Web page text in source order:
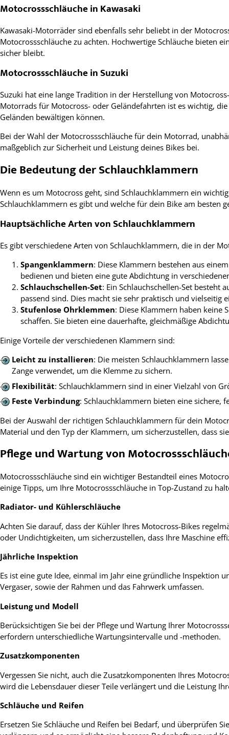
Motocrossschläuche in Kawasaki
Kawasaki-Motorräder sind ebenfalls sehr beliebt in der
Motocrossschläuche zu achten. Hochwertige Schläuche bieten
sicher bleibt.
Motocrossschläuche in Suzuki
Suzuki hat eine lange Tradition in der Herstellung von
Motorrads für Motocross- oder Geländefahrten ist es wichtig,
Geländen bewältigen können.
Bei der Wahl der Motocrossschläuche für dein Motorrad,
maßgeblich zur Sicherheit und Leistung deines Bikes bei.
Die Bedeutung der Schlauchklammern
Wenn es um Motocross geht, sind Schlauchklammern ein
Schlauchklammern es gibt und welche für dein Bike am besten
Hauptsächliche Arten von Schlauchklammern
Es gibt verschiedene Arten von Schlauchklammern, die in der
Spangenklammern: Diese Klammern bestehen aus
bedienen und bieten eine gute Abdichtung in
Schlauchschellen-Set: Ein Schlauchschellen-Set besteht
passend sind. Dies macht sie sehr praktisch und vielseitig
Stufenlose Ohrklemmen: Diese Klammern haben keine
schaffen. Sie bieten eine dauerhafte, gleichmäßige
Einige Vorteile der verschiedenen Klammern sind:
Leicht zu installieren: Die meisten Schlauchklammern
Zange verwendet, um die Klemme zu sichern.
Flexibilität: Schlauchklammern sind in einer Vielzahl von
Feste Verbindung: Schlauchklammern bieten eine sichere,
Bei der Auswahl der richtigen Schlauchklammern für dein
Material und den Typ der Klammern, um sicherzustellen, dass
Pflege und Wartung von
Motocrossschläuche sind ein wichtiger Bestandteil eines
einige Tipps, um Ihre Motocrossschläuche in Top-Zustand zu
Radiator- und Kühlerschläuche
Achten Sie darauf, dass der Kühler Ihres Motocross-Bikes
oder Undichtigkeiten, um sicherzustellen, dass Ihre Maschine
Jährliche Inspektion
Es ist eine gute Idee, einmal im Jahr eine gründliche
Vergaser, sowie der Rahmen und das Fahrwerk umfassen.
Leistung und Modell
Berücksichtigen Sie bei der Pflege und Wartung Ihrer
erfordern unterschiedliche Wartungsintervalle und -methoden.
Zusatzkomponenten
Vergessen Sie nicht, auch die Zusatzkomponenten Ihres
wird die Lebensdauer dieser Teile verlängert und die Leistung
Schläuche und Reifen
Ersetzen Sie Schläuche und Reifen bei Bedarf, und überprüfen